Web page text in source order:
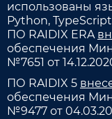
использованы
Python,
ПО RAIDIX ERA
обеспечения
№7651 от
ПО RAIDIX 5
обеспечения
№9477 от